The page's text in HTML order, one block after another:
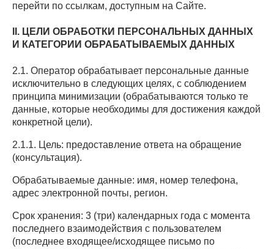
перейти по ссылкам, доступным на Сайте.
II. ЦЕЛИ ОБРАБОТКИ ПЕРСОНАЛЬНЫХ ДАННЫХ
И КАТЕГОРИИ ОБРАБАТЫВАЕМЫХ ДАННЫХ
2.1. Оператор обрабатывает персональные данные
исключительно в следующих целях, с соблюдением
принципа минимизации (обрабатываются только те
данные, которые необходимы для достижения каждой
конкретной цели).
2.1.1. Цель: предоставление ответа на обращение
(консультация).
Обрабатываемые данные: имя, номер телефона,
адрес электронной почты, регион.
Срок хранения: 3 (три) календарных года с момента
последнего взаимодействия с пользователем
(последнее входящее/исходящее письмо по